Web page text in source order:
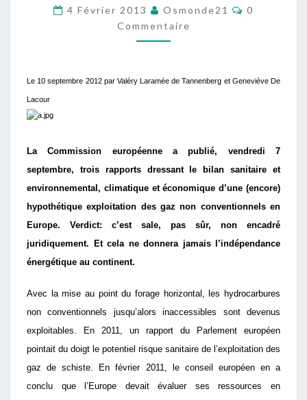
GAZ
4 Février 2013 Osmonde21
0
Commentaire
Le 10 septembre 2012 par Valéry Laramée de Tannenberg et Geneviève De
Lacour
La Commission européenne a publié, vendredi 7
septembre, trois rapports dressant le bilan sanitaire et
environnemental, climatique et économique d’une (encore)
hypothétique exploitation des gaz non conventionnels en
Europe. Verdict: c’est sale, pas sûr, non encadré
juridiquement. Et cela ne donnera jamais l’indépendance
énergétique au continent.
Avec la mise au point du forage horizontal, les hydrocarbures
non conventionnels jusqu’alors inaccessibles sont devenus
exploitables. En 2011, un rapport du Parlement européen
pointait du doigt le potentiel risque sanitaire de l’exploitation des
gaz de schiste. En février 2011, le conseil européen en a
conclu que l’Europe devait évaluer ses ressources en